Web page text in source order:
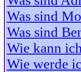
Was sind
Was sind
Wie kann
Wie werde